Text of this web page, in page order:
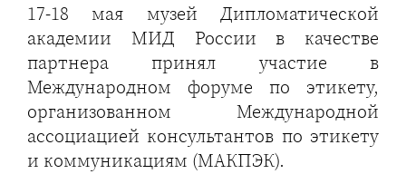
17-18 мая музей Дипломатической
академии МИД России в качестве
партнера принял участие в
Международном форуме по этикету,
организованном Международной
ассоциацией консультантов по этикету
и коммуникациям (МАКПЭК).